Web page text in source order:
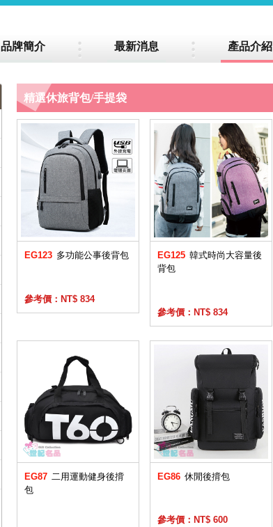
品牌簡介 最新消息 產品介紹
精選休旅背包/手提袋
EG123 多功能公事後背包
參考價：NT$ 834
EG125 韓式時尚大容量後
背包
參考價：NT$ 834
EG87 二用運動健身後揹
包
EG86 休閒後揹包
參考價：NT$ 600